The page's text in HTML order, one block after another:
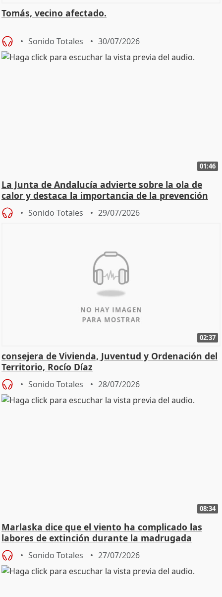
Tomás, vecino afectado.
Sonido Totales 30/07/2026
01:46
La Junta de Andalucía advierte sobre la ola de
calor y destaca la importancia de la prevención
Sonido Totales 29/07/2026
02:37
consejera de Vivienda, Juventud y Ordenación del
Territorio, Rocío Díaz
Sonido Totales 28/07/2026
08:34
Marlaska dice que el viento ha complicado las
labores de extinción durante la madrugada
Sonido Totales 27/07/2026